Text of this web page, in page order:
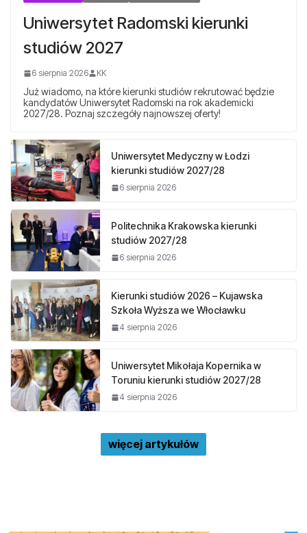
Uniwersytet Radomski kierunki
studiów 2027
6 sierpnia 2026 KK
Już wiadomo, na które kierunki studiów rekrutować będzie
kandydatów Uniwersytet Radomski na rok akademicki
2027/28. Poznaj szczegóły najnowszej oferty!
Uniwersytet Medyczny w Łodzi
kierunki studiów 2027/28
6 sierpnia 2026
Politechnika Krakowska kierunki
studiów 2027/28
6 sierpnia 2026
Kierunki studiów 2026 – Kujawska
Szkoła Wyższa we Włocławku
4 sierpnia 2026
Uniwersytet Mikołaja Kopernika w
Toruniu kierunki studiów 2027/28
4 sierpnia 2026
więcej artykułów